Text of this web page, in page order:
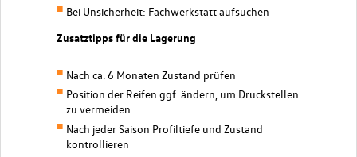
Bei Unsicherheit: Fachwerkstatt aufsuchen
Zusatztipps für die Lagerung
Nach ca. 6 Monaten Zustand prüfen
Position der Reifen ggf. ändern, um Druckstellen
zu vermeiden
Nach jeder Saison Profiltiefe und Zustand
kontrollieren